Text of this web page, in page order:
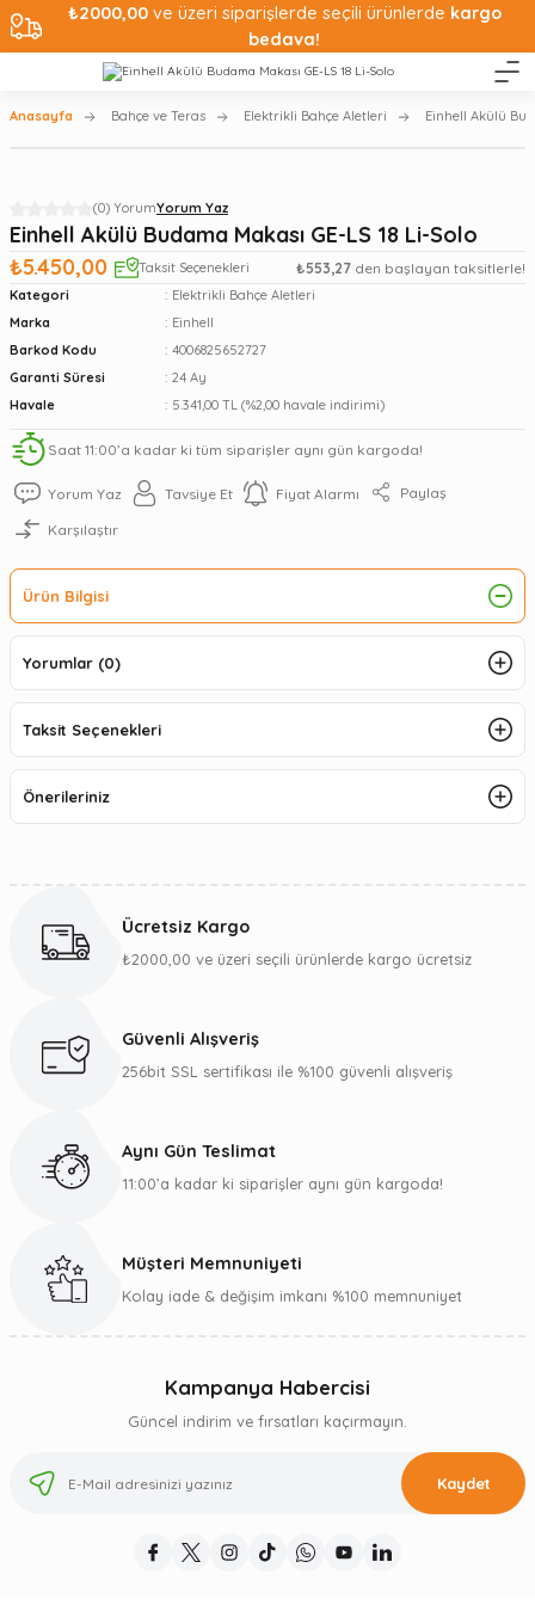
₺2000,00ve üzeri siparişlerde seçili ürünlerde kargo
bedava!
Anasayfa Bahçe ve Teras Elektrikli Bahçe Aletleri Einhell Akülü
(0) YorumYorum Yaz
Einhell Akülü Budama Makası GE-LS 18 Li-Solo
₺5.450,00
Taksit Seçenekleri ₺553,27 den başlayan taksitlerle!
Kategori
Elektrikli Bahçe Aletleri
Marka
Einhell
Barkod Kodu
4006825652727
Garanti Süresi
24 Ay
Havale
5.341,00 TL (%2,00 havale indirimi)
Saat 11:00’a kadar ki tüm siparişler aynı gün kargoda!
Yorum Yaz Tavsiye Et Fiyat Alarmı Paylaş
Karşılaştır
Ürün Bilgisi
Yorumlar (0)
Taksit Seçenekleri
Önerileriniz
Ücretsiz Kargo
₺2000,00 ve üzeri seçili ürünlerde kargo ücretsiz
Güvenli Alışveriş
256bit SSL sertifikası ile %100 güvenli alışveriş
Aynı Gün Teslimat
11:00’a kadar ki siparişler aynı gün kargoda!
Müşteri Memnuniyeti
Kolay iade & değişim imkanı %100 memnuniyet
Kampanya Habercisi
Güncel indirim ve fırsatları kaçırmayın.
Kaydet